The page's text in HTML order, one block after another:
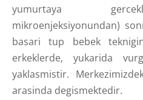
yumurtaya
mikroenjeksiyonundan)
basari tup bebek
erkeklerde, yukarida
yaklasmistir.
arasinda degismektedir.